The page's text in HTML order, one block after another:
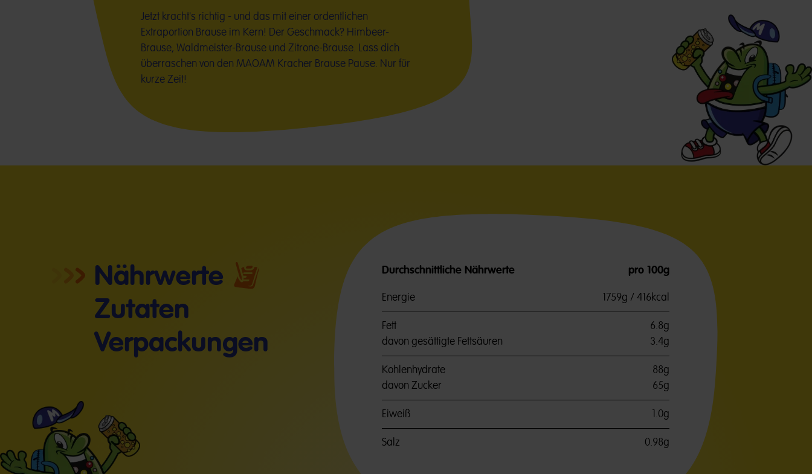
Jetzt kracht's richtig - und das mit einer ordentlichen
Extraportion Brause im Kern! Der Geschmack? Himbeer-
Brause, Waldmeister-Brause und Zitrone-Brause. Lass dich
überraschen von den MAOAM Kracher Brause Pause. Nur für
kurze Zeit!
Nährwerte
Zutaten
Verpackungen
Durchschnittliche Nährwerte pro 100g
Energie 1759g / 416kcal
Fett
6.8g
davon gesättigte Fettsäuren
3.4g
Kohlenhydrate
88g
davon Zucker
65g
Eiweiß 1.0g
Salz 0.98g